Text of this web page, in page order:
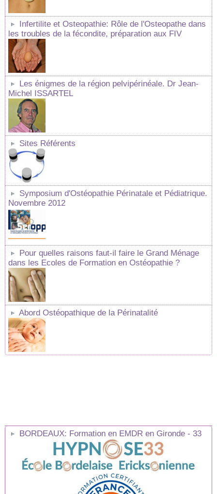
Infertilite et Osteopathie: Rôle de l'Osteopathe dans
les troubles de la fécondite, préparation aux FIV
Les énigmes de la région pelvipérinéale. Dr Jean-
Michel ISSARTEL
Sites Référents
Symposium d'Ostéopathie Périnatale et Pédiatrique.
Novembre 2012
Pour quelles raisons faut-il faire le Grand Ménage
dans les Ecoles de Formation en Ostéopathie ?
Abord Ostéopathique de la Périnatalité
BORDEAUX: Formation en EMDR en Gironde - 33